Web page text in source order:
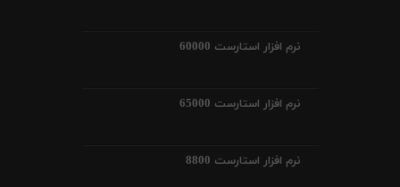
نرم افزار استارست 60000
نرم افزار استارست 65000
نرم افزار استارست 8800